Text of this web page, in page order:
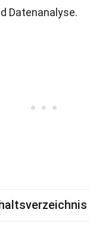
Datenanalyse.